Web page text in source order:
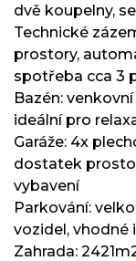
dvě koupelny,
Technické
prostory,
spotřeba cca 3
Bazén:
ideální pro
Garáže: 4x
dostatek
vybavení
Parkování:
vozidel, vhodné
Zahrada: